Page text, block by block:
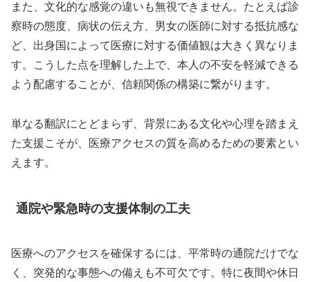
また、文化的な感覚の違いも無視できません。たとえば診
察時の態度、病状の伝え方、男女の医師に対する抵抗感な
ど、出身国によって医療に対する価値観は大きく異なりま
す。こうした点を理解した上で、本人の不安を軽減できる
よう配慮することが、信頼関係の構築に繋がります。
単なる翻訳にとどまらず、背景にある文化や心理を踏まえ
た支援こそが、医療アクセスの質を高めるための要素とい
えます。
通院や緊急時の支援体制の工夫
医療へのアクセスを確保するには、平常時の通院だけでな
く、突発的な事態への備えも不可欠です。特に夜間や休日